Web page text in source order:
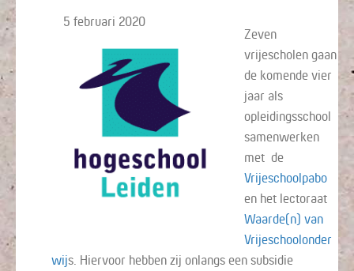
5 februari 2020
Zeven
vrijescholen gaan
de komende vier
jaar als
opleidingsschool
samenwerken
met de
Vrijeschoolpabo
en het lectoraat
Waarde(n) van
Vrijeschoolonder
wijs. Hiervoor hebben zij onlangs een subsidie